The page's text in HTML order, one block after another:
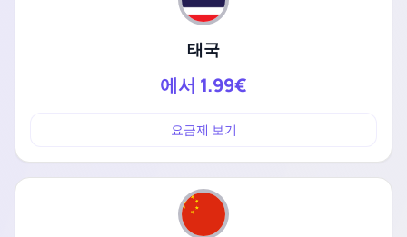
태국
에서 1.99€
요금제 보기